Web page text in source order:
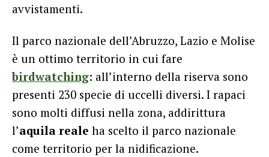
avvistamenti.
Il parco nazionale dell’Abruzzo, Lazio e Molise
è un ottimo territorio in cui fare
birdwatching: all’interno della riserva sono
presenti 230 specie di uccelli diversi. I rapaci
sono molti diffusi nella zona, addirittura
l’aquila reale ha scelto il parco nazionale
come territorio per la nidificazione.